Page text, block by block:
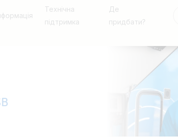
Технічна
підтримка
Де
придбати?